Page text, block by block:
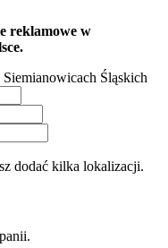
reklamowe w
Śląskich
dodać kilka lokalizacji.